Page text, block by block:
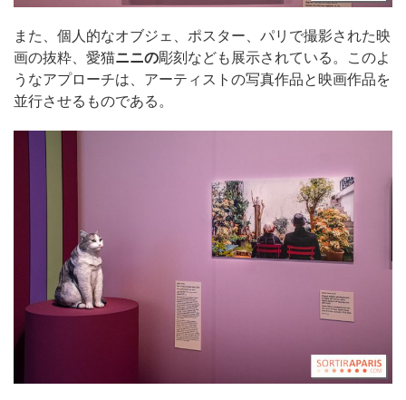
また、個人的なオブジェ、ポスター、パリで撮影された映
画の抜粋、愛猫ニニの彫刻なども展示されている。このよ
うなアプローチは、アーティストの写真作品と映画作品を
並行させるものである。